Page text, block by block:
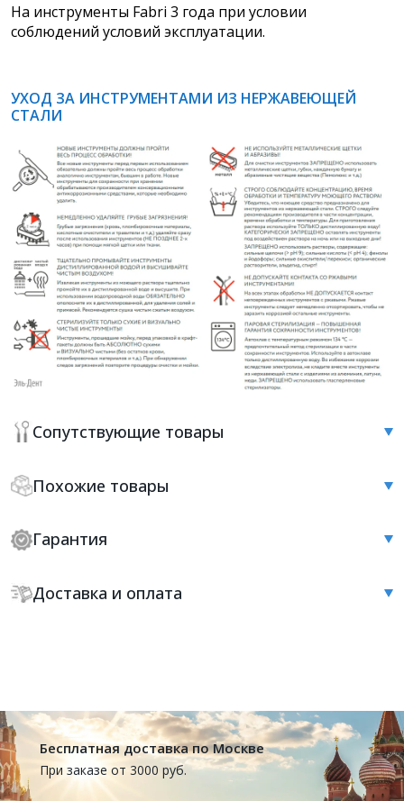
Сопутствующие товары
Похожие товары
Гарантия
Доставка и оплата
На инструменты Fabri 3 года при условии
соблюдений условий эксплуатации.
УХОД ЗА ИНСТРУМЕНТАМИ ИЗ НЕРЖАВЕЮЩЕЙ
СТАЛИ
Бесплатная доставка по Москве
При заказе от 3000 руб.